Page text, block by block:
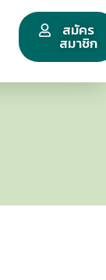
สมัคร
สมาชิก